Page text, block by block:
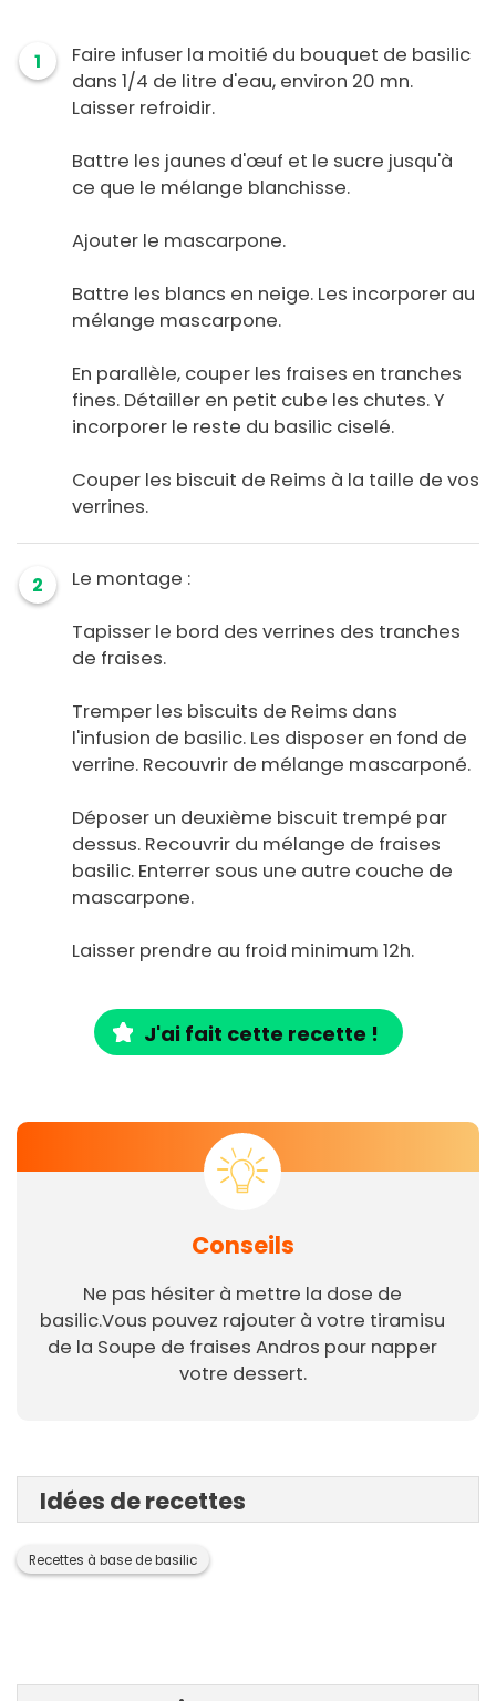
1
Faire infuser la moitié du bouquet de basilic
dans 1/4 de litre d'eau, environ 20 mn.
Laisser refroidir.
Battre les jaunes d'œuf et le sucre jusqu'à
ce que le mélange blanchisse.
Ajouter le mascarpone.
Battre les blancs en neige. Les incorporer au
mélange mascarpone.
En parallèle, couper les fraises en tranches
fines. Détailler en petit cube les chutes. Y
incorporer le reste du basilic ciselé.
Couper les biscuit de Reims à la taille de vos
verrines.
2 Le montage :
Tapisser le bord des verrines des tranches
de fraises.
Tremper les biscuits de Reims dans
l'infusion de basilic. Les disposer en fond de
verrine. Recouvrir de mélange mascarponé.
Déposer un deuxième biscuit trempé par
dessus. Recouvrir du mélange de fraises
basilic. Enterrer sous une autre couche de
mascarpone.
Laisser prendre au froid minimum 12h.
J'ai fait cette recette !
Conseils
Ne pas hésiter à mettre la dose de
basilic.Vous pouvez rajouter à votre tiramisu
de la Soupe de fraises Andros pour napper
votre dessert.
Idées de recettes
Recettes à base de basilic